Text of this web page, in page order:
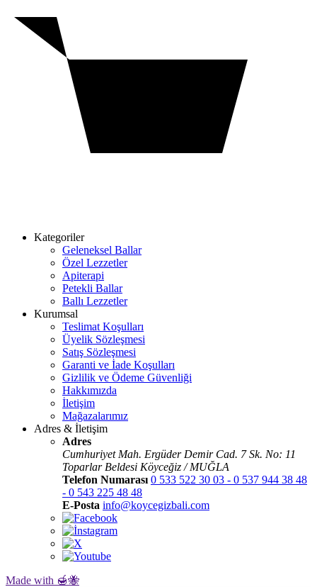
Kategoriler
Geleneksel Ballar
Özel Lezzetler
Apiterapi
Petekli Ballar
Ballı Lezzetler
Kurumsal
Teslimat Koşulları
Üyelik Sözleşmesi
Satış Sözleşmesi
Garanti ve İade Koşulları
Gizlilik ve Ödeme Güvenliği
Hakkımızda
İletişim
Mağazalarımız
Adres & İletişim
Adres
Cumhuriyet Mah. Ergüder Demir Cad. 7 Sk. No: 11
Toparlar Beldesi Köyceğiz / MUĞLA
Telefon Numarası 0 533 522 30 03 - 0 537 944 38 48
- 0 543 225 48 48
E-Posta info@koycegizbali.com
Made with 🍯🐝